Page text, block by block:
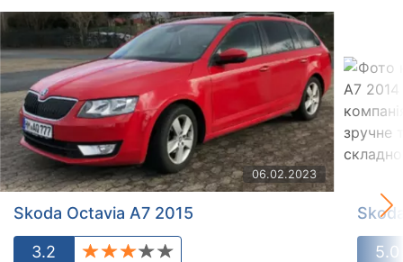
06.02.2023
Skoda Octavia A7 2015
3.2 5.0